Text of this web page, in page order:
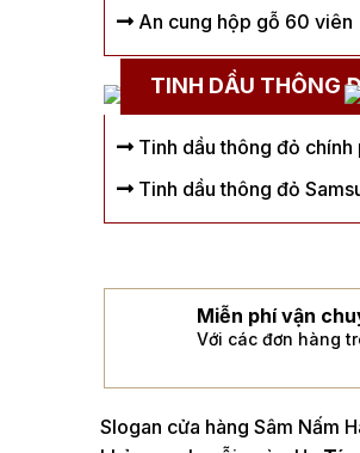
An cung hộp gỗ 60 viên
TINH DẦU THÔNG
Tinh dầu thông đỏ chính
Tinh dầu thông đỏ
Miễn phí vận
Với các đơn hàng
Slogan cửa hàng Sâm Nấm